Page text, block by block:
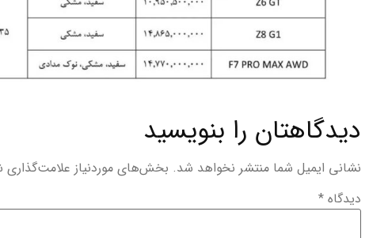
دیدگاهتان را بنویسید
نشانی ایمیل شما منتشر نخواهد شد. بخش‌های موردنیاز علامت‌گذاری
دیدگاه *